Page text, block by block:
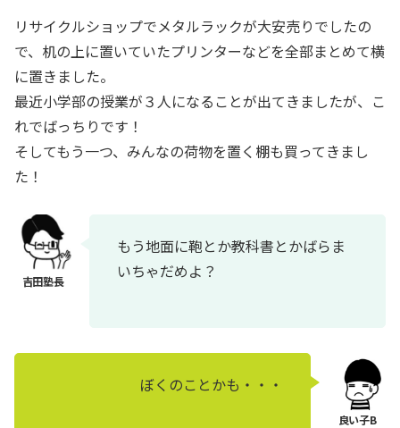
リサイクルショップでメタルラックが大安売りでしたの
で、机の上に置いていたプリンターなどを全部まとめて横
に置きました。
最近小学部の授業が３人になることが出てきましたが、こ
れでばっちりです！
そしてもう一つ、みんなの荷物を置く棚も買ってきまし
た！
もう地面に鞄とか教科書とかばらま
いちゃだめよ？
ぼくのことかも・・・